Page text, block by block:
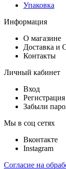
Упаковка
Информация
О магазине
Доставка и
Контакты
Личный кабинет
Вход
Регистрация
Забыли
Мы в соц сетях
Вконтакте
Instagram
Согласие на